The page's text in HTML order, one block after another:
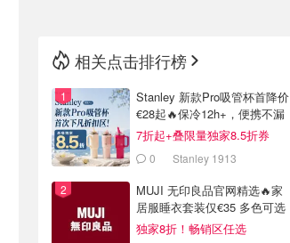
相关点击排行榜
Stanley 新款Pro吸管杯首降价
€28起🔥保冷12h+，便携不漏
水
7折起+叠限量独家8.5折券
0 Stanley 1913
MUJI 无印良品官网精选🔥家
居服睡衣套装仅€35 多色可选
独家8折！畅销区任选